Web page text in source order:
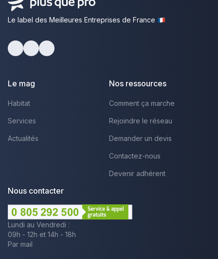
Le label des Meilleures Entreprises de France
Le mag
Habitat
Services
Actualités
Nos ressources
Comment ça marche
Rejoindre le réseau
Demander un devis
Contactez-nous
Devenir adhérent
Nous contacter
Lundi au Vendredi :
09h - 12h et 14h - 18h
Par mail